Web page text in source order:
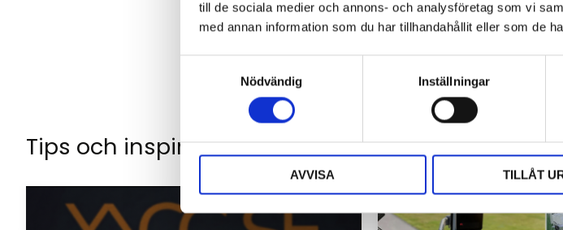
till de sociala medier och annons- och analysföretag som vi
med annan information som du har tillhandahållit eller som de
y
e
s
Nödvändig Inställningar
AVVISA TILLÅT
Tips och inspiration